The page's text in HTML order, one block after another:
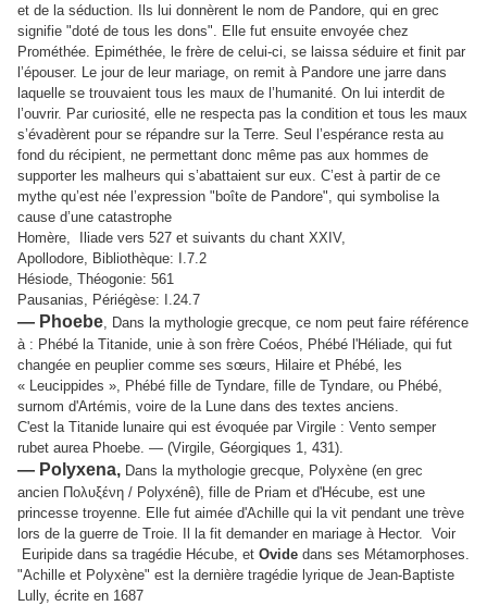
et de la séduction. Ils lui donnèrent le nom de Pandore, qui en grec
signifie "doté de tous les dons". Elle fut ensuite envoyée chez
Prométhée. Epiméthée, le frère de celui-ci, se laissa séduire et finit par
l’épouser. Le jour de leur mariage, on remit à Pandore une jarre dans
laquelle se trouvaient tous les maux de l’humanité. On lui interdit de
l’ouvrir. Par curiosité, elle ne respecta pas la condition et tous les maux
s’évadèrent pour se répandre sur la Terre. Seul l’espérance resta au
fond du récipient, ne permettant donc même pas aux hommes de
supporter les malheurs qui s’abattaient sur eux. C’est à partir de ce
mythe qu’est née l’expression "boîte de Pandore", qui symbolise la
cause d’une catastrophe
Homère, Iliade vers 527 et suivants du chant XXIV,
Apollodore, Bibliothèque: I.7.2
Hésiode, Théogonie: 561
Pausanias, Périégèse: I.24.7
— Phoebe Dans la mythologie grecque, ce nom peut faire référence
à : Phébé la Titanide, unie à son frère Coéos, Phébé l'Héliade, qui fut
changée en peuplier comme ses sœurs, Hilaire et Phébé, les
« Leucippides », Phébé fille de Tyndare, fille de Tyndare, ou Phébé,
surnom d'Artémis, voire de la Lune dans des textes anciens.
C'est la Titanide lunaire qui est évoquée par Virgile : Vento semper
rubet aurea Phoebe. — (Virgile, Géorgiques 1, 431).
— Polyxena, Dans la mythologie grecque, Polyxène (en grec
ancien Πολυξένη / Polyxénê), fille de Priam et d'Hécube, est une
princesse troyenne. Elle fut aimée d'Achille qui la vit pendant une trève
lors de la guerre de Troie. Il la fit demander en mariage à Hector. Voir
Euripide dans sa tragédie Hécube, et Ovide dans ses Métamorphoses.
"Achille et Polyxène" est la dernière tragédie lyrique de Jean-Baptiste
Lully, écrite en 1687